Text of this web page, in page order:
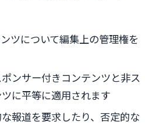
ツについて編集上の管理権を
ンサー付きコンテンツと非ス
に平等に適用されます
報道を要求したり、否定的な